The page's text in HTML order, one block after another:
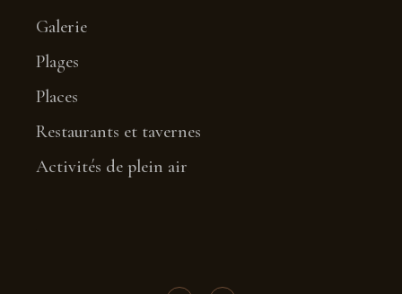
Galerie
Plages
Places
Restaurants et tavernes
Activités de plein air